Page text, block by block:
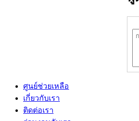
ศูนย์ช่วยเหลือ
เกี่ยวกับเรา
ติดต่อเรา